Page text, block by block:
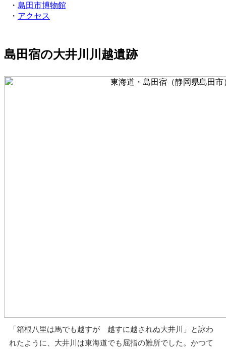
・ 島田市博物館
・ アクセス
島田宿の大井川川越遺跡
「箱根八里は馬でも越すが 越すに越されぬ大井川」と詠わ
れたように、大井川は東海道でも屈指の難所でした。かつて